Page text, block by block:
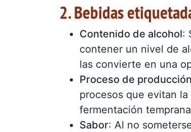
2. Bebidas
Contenido de alcohol:
contener un nivel de
las convierte en una
Proceso de producción
procesos que evitan
fermentación
Sabor: Al no